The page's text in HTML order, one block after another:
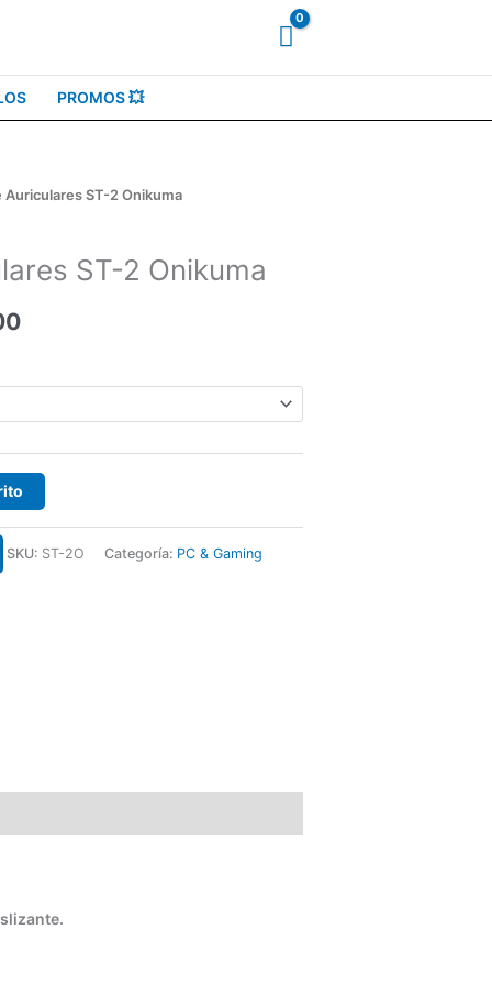
PROMOS 💥
ST-2 Onikuma
ST-2 Onikuma
El
actual
es:
SKU: ST-2O Categoría: PC & Gaming